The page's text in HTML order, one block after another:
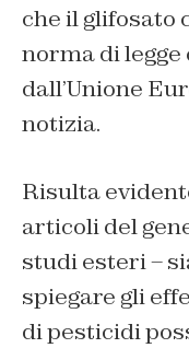
che il glifosato
norma di
dall’Unione
notizia.
Risulta
articoli del
studi esteri –
spiegare gli
di pesticidi